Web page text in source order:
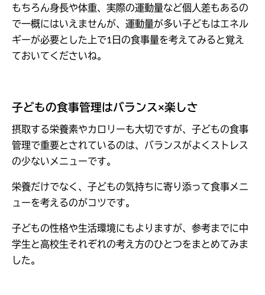
もちろん身長や体重、実際の運動量など個人差もあるの
で一概にはいえませんが、運動量が多い子どもはエネル
ギーが必要とした上で1日の食事量を考えてみると覚え
ておいてくださいね。
子どもの食事管理はバランス×楽しさ
摂取する栄養素やカロリーも大切ですが、子どもの食事
管理で重要とされているのは、バランスがよくストレス
の少ないメニューです。
栄養だけでなく、子どもの気持ちに寄り添って食事メニ
ューを考えるのがコツです。
子どもの性格や生活環境にもよりますが、参考までに中
学生と高校生それぞれの考え方のひとつをまとめてみま
した。